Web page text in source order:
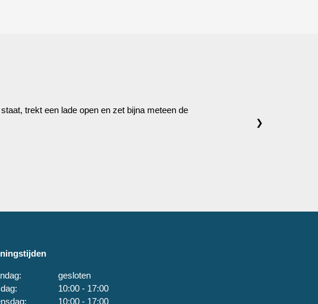
trekt een lade open en zet bijna meteen de
❯
gesloten
10:00 - 17:00
10:00 - 17:00